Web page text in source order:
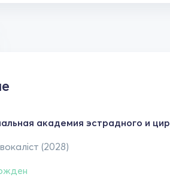
академия эстрадного и
(2028)